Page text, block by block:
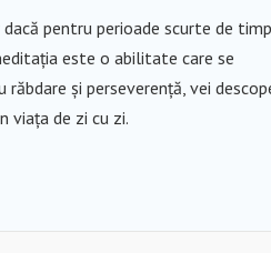
pentru perioade scurte de
este o abilitate care se
și perseverență, vei
viața de zi cu zi.